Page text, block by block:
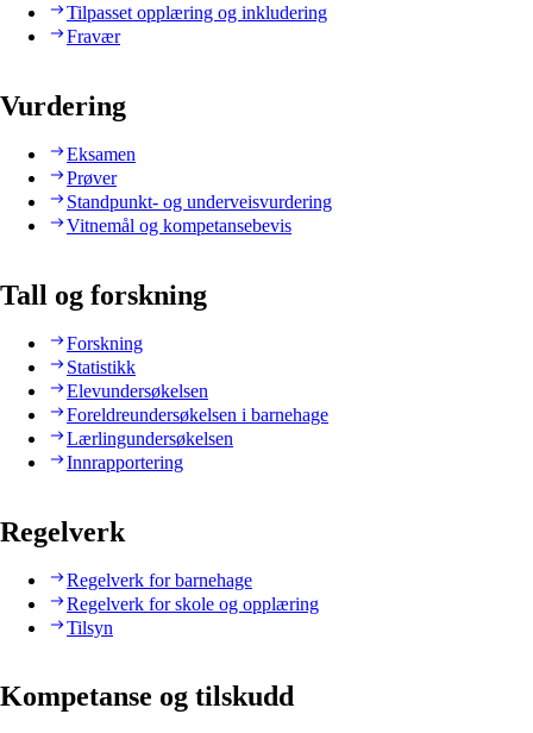
Tilpasset opplæring og inkludering
Fravær
Vurdering
Eksamen
Prøver
Standpunkt- og underveisvurdering
Vitnemål og kompetansebevis
Tall og forskning
Forskning
Statistikk
Elevundersøkelsen
Foreldreundersøkelsen i barnehage
Lærlingundersøkelsen
Innrapportering
Regelverk
Regelverk for barnehage
Regelverk for skole og opplæring
Tilsyn
Kompetanse og tilskudd